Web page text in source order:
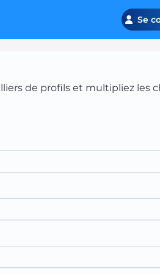
Se
de profils et multipliez les